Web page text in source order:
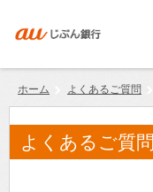
ホーム よくあるご質問
よくあるご質問